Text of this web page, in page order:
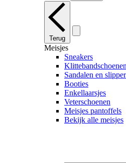
Terug
Meisjes
Sneakers
Klittebandschoenen
Sandalen en
Booties
Enkellaarsjes
Veterschoenen
Meisjes pantoffels
Bekijk alle meisjes